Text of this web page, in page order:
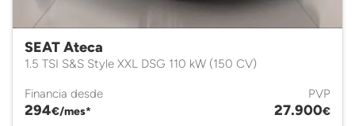
SEAT Ateca
1.5 TSI S&S Style XXL DSG 110 kW (150 CV)
Financia desde
294€/mes*
PVP
27.900€